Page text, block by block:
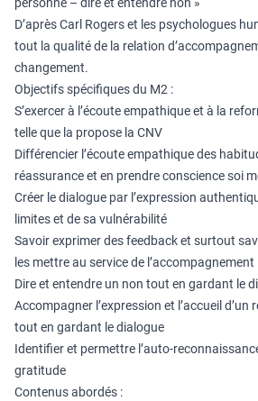
D’après Carl Rogers et les psychologues
tout la qualité de la relation
changement.
Objectifs spécifiques du M2 :
S’exercer à l’écoute empathique et à la
telle que la propose la CNV
Différencier l’écoute empathique des
réassurance et en prendre conscience soi
Créer le dialogue par l’expression
limites et de sa vulnérabilité
Savoir exprimer des feedback et surtout
les mettre au service de l’accompagnement
Dire et entendre un non tout en gardant le
Accompagner l’expression et l’accueil d’un
tout en gardant le dialogue
Identifier et permettre l’auto-
gratitude
Contenus abordés :